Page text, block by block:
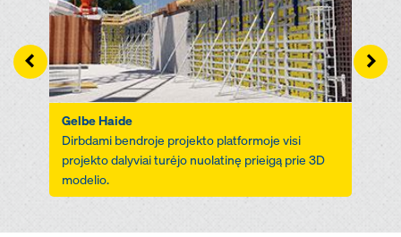
Gelbe Haide
Dirbdami bendroje projekto platformoje visi
projekto dalyviai turėjo nuolatinę prieigą prie 3D
modelio.
Left